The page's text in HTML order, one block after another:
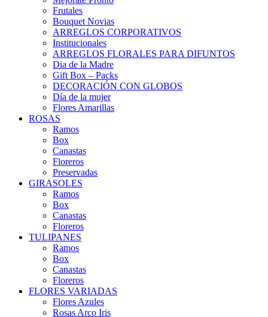
Frutales
Bouquet Novias
ARREGLOS CORPORATIVOS
Institucionales
ARREGLOS FLORALES PARA DIFUNTOS
Dia de la Madre
Gift Box – Packs
DECORACIÓN CON GLOBOS
Día de la mujer
Flores Amarillas
ROSAS
Ramos
Box
Canastas
Floreros
Preservadas
GIRASOLES
Ramos
Box
Canastas
Floreros
TULIPANES
Ramos
Box
Canastas
Floreros
FLORES VARIADAS
Flores Azules
Rosas Arco Iris